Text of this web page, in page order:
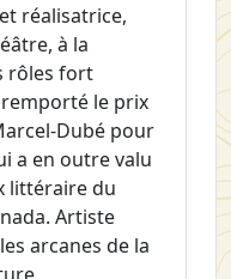
réalisatrice,
à la
rôles fort
remporté le prix
Dubé pour
a en outre valu
littéraire du
Artiste
arcanes de la